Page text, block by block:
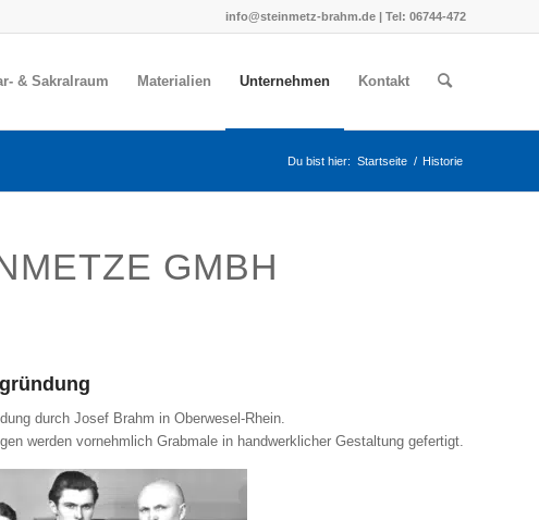
info@steinmetz-brahm.de | Tel: 06744-472
& Sakralraum Materialien Unternehmen Kontakt
Du bist hier: Startseite / Historie
GMBH
durch Josef Brahm in Oberwesel-Rhein.
werden vornehmlich Grabmale in handwerklicher Gestaltung gefertigt.